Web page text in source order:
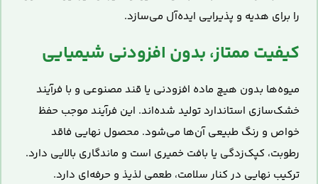
را برای هدیه و پذیرایی ایده‌آل می‌سازد.
کیفیت ممتاز، بدون افزودنی شیمیایی
میوه‌ها بدون هیچ ماده افزودنی یا قند مصنوعی و با فرآیند
خشک‌سازی استاندارد تولید شده‌اند. این فرآیند موجب حفظ
خواص و رنگ طبیعی آن‌ها می‌شود. محصول نهایی فاقد
رطوبت، کپک‌زدگی یا بافت خمیری است و ماندگاری بالایی دارد.
ترکیب نهایی در کنار سلامت، طعمی لذیذ و حرفه‌ای دارد.